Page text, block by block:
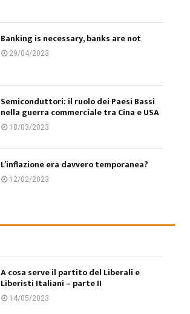
Banking is necessary, banks are not
29/04/2023
Semiconduttori: il ruolo dei Paesi Bassi
nella guerra commerciale tra Cina e USA
18/03/2023
L’inflazione era davvero temporanea?
12/02/2023
A cosa serve il partito del Liberali e
Liberisti Italiani – parte II
14/05/2023